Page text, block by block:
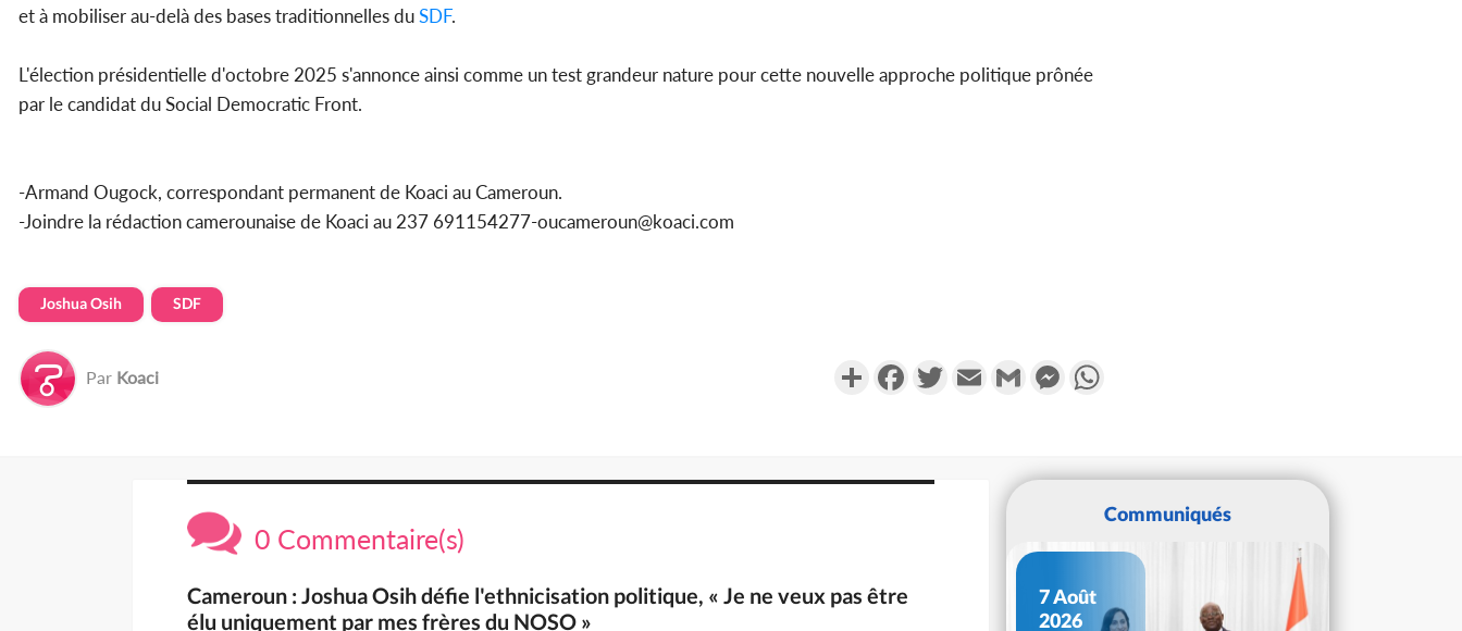
et à mobiliser au-delà des bases traditionnelles duSDF.
L'élection présidentielle d'octobre 2025 s'annonce ainsi comme un test grandeur nature pour cette nouvelle approche politique prônée
par le candidat du Social Democratic Front.
-Armand Ougock, correspondant permanent de Koaci au Cameroun.
-Joindre la rédaction camerounaise de Koaci au 237 691154277-oucameroun@koaci.com
Joshua Osih SDF
Par Koaci PartagerFacebookTwitterEmail Gmail Messenger
0 Commentaire(s)
Cameroun : Joshua Osih défie l'ethnicisation politique, « Je ne veux pas être
élu uniquement par mes frères du NOSO »
Communiqués
7 Août
2026